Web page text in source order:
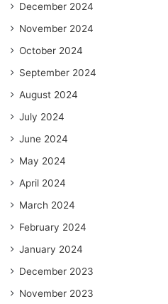
December 2024
November 2024
October 2024
September 2024
August 2024
July 2024
June 2024
May 2024
April 2024
March 2024
February 2024
January 2024
December 2023
November 2023